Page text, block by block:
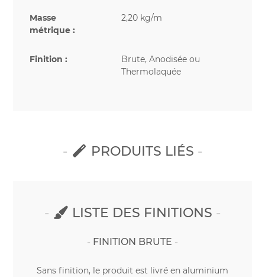
Masse
métrique :
2,20 kg/m
Finition :
Brute, Anodisée ou
Thermolaquée
PRODUITS LIÉS
LISTE DES FINITIONS
FINITION BRUTE
Sans finition, le produit est livré en aluminium